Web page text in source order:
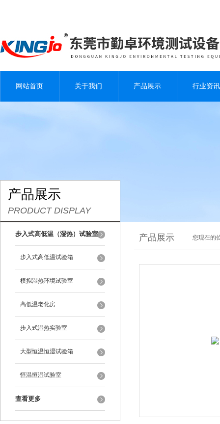
网站首页 关于我们 产品展示 行业资讯
产品展示
PRODUCT DISPLAY
步入式高低温（湿热）试验室
步入式高低温试验箱
模拟湿热环境试验室
高低温老化房
步入式湿热实验室
大型恒温恒湿试验箱
恒温恒湿试验室
查看更多
产品展示 您现在的